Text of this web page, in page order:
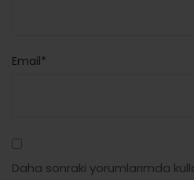
Email*
Daha sonraki yorumlarımda